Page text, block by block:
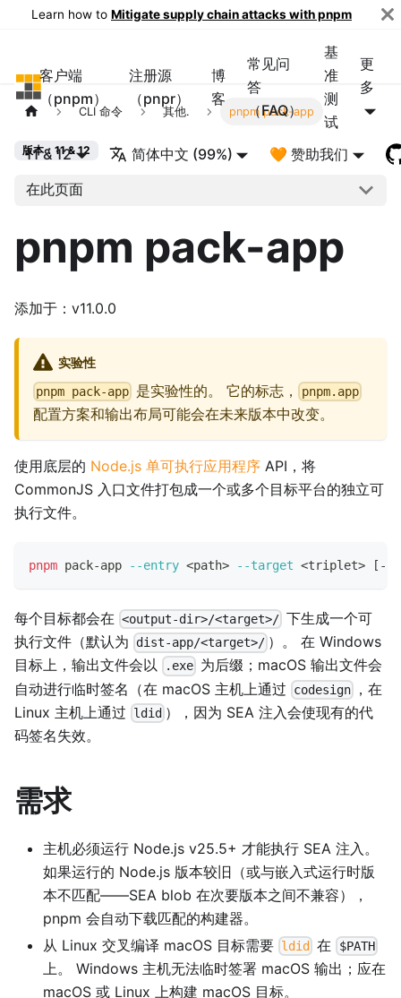
Learn how to Mitigate supply chain attacks with pnpm
pnpm
客户端
（pnpm）
注册源
（pnpr）
博
客
常见问
答
（FAQ）
基
准
测
试
更
多
11 & 12 简体中文 (99%) 🧡 赞助我们
CLI 命令 其他. pnpm pack-app
版本：11 & 12
在此页面
pnpm pack-app
添加于：v11.0.0
实验性
pnpm pack-app 是实验性的。 它的标志， pnpm.app
配置方案和输出布局可能会在未来版本中改变。
使用底层的 Node.js 单可执行应用程序 API，将
CommonJS 入口文件打包成一个或多个目标平台的独立可
执行文件。
pnpm pack-app --entry <path> --target <triplet> [ --
每个目标都会在 <output-dir>/<target>/ 下生成一个可
执行文件（默认为
dist-app/<target>/ ）。 在 Windows
目标上，输出文件会以
.exe 为后缀；macOS 输出文件会
自动进行临时签名（在 macOS 主机上通过
codesign
，在
Linux 主机上通过
ldid ），因为 SEA 注入会使现有的代
码签名失效。
需求
主机必须运行 Node.js v25.5+ 才能执行 SEA 注入。
如果运行的 Node.js 版本较旧（或与嵌入式运行时版
本不匹配——SEA blob 在次要版本之间不兼容），
pnpm 会自动下载匹配的构建器。
从 Linux 交叉编译 macOS 目标需要 ldid 在 $PATH
上。 Windows 主机无法临时签署 macOS 输出；应在
macOS 或 Linux 上构建 macOS 目标。